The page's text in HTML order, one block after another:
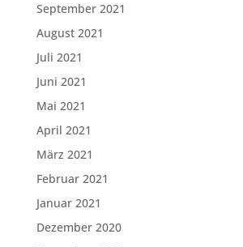
September 2021
August 2021
Juli 2021
Juni 2021
Mai 2021
April 2021
März 2021
Februar 2021
Januar 2021
Dezember 2020